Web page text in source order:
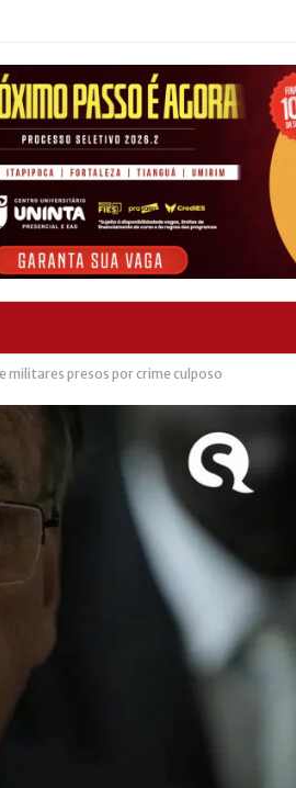
militares presos por crime culposo